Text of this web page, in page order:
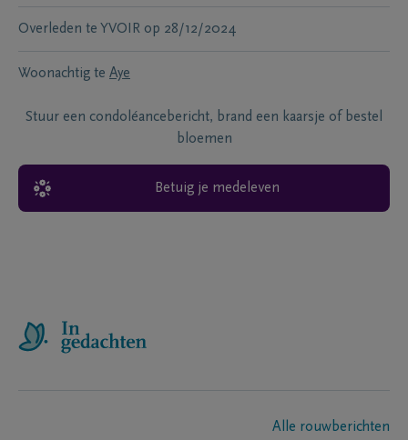
Overleden te YVOIR op 28/12/2024
Woonachtig te Aye
Stuur een condoléancebericht, brand een kaarsje of bestel
bloemen
Betuig je medeleven
Alle rouwberichten